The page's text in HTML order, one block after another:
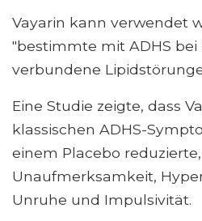
Vayarin kann verwendet
"bestimmte mit ADHS bei
verbundene
Eine Studie zeigte, dass
klassischen ADHS-
einem Placebo
Unaufmerksamkeit,
Unruhe und Impulsivität.